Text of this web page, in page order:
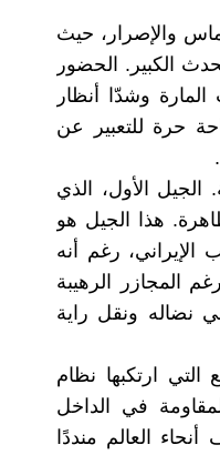
والإصرار، حيث
الكبير. الحضور
وشدّا أنظار
حرة للتعبير عن
الجيل الأول، الذي
هذه التظاهرة. هذا الجيل هو
رغم أنه
المجازر الرهيبة
نضاله ونقل راية
ارتكبها نظام
في الداخل
العالم منددًا